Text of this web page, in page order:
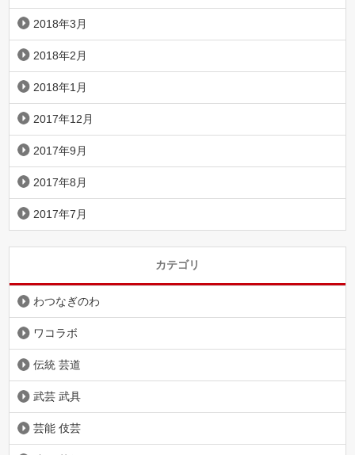
2018年3月
2018年2月
2018年1月
2017年12月
2017年9月
2017年8月
2017年7月
カテゴリ
わつなぎのわ
ワコラボ
伝統 芸道
武芸 武具
芸能 伎芸